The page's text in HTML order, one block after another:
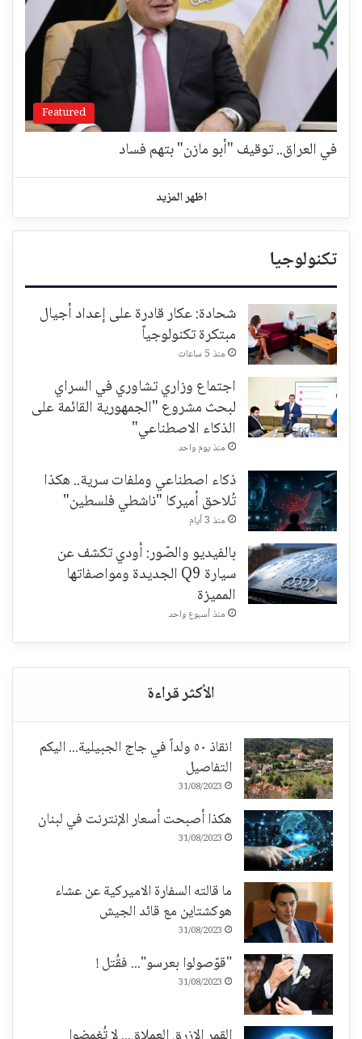
Featured
في العراق.. توقيف "أبو مازن" بتهم فساد
اظهر المزيد
تكنولوجيا
شحادة: عكار قادرة على إعداد أجيال
مبتكرة تكنولوجياً
منذ 5 ساعات
اجتماع وزاري تشاوري في السراي
لبحث مشروع "الجمهورية القائمة على
الذكاء الاصطناعي"
منذ يوم واحد
ذكاء اصطناعي وملفات سرية.. هكذا
تُلاحق أميركا "ناشطي فلسطين"
منذ 3 أيام
بالفيديو والصّور: أودي تكشف عن
سيارة Q9 الجديدة ومواصفاتها
المميزة
منذ أسبوع واحد
انقاذ ٥٠ ولداً في جاج الجبيلية... اليكم
التفاصيل
31/08/2023
هكذا أصبحت أسعار الإنترنت في لبنان
31/08/2023
ما قالته السفارة الاميركية عن عشاء
هوكشتاين مع قائد الجيش
31/08/2023
"قوّصولوا بعرسو"... فقُتل !
31/08/2023